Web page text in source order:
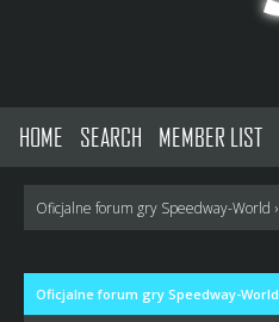
HOME SEARCH MEMBER LIST
Oficjalne forum gry Speedway-World ›
Oficjalne forum gry Speedway-World